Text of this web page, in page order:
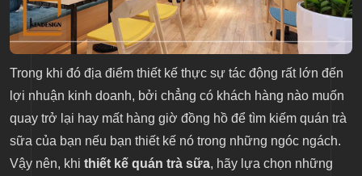
Trong khi đó địa điểm thiết kế thực sự tác động rất lớn đến
lợi nhuận kinh doanh, bởi chẳng có khách hàng nào muốn
quay trở lại hay mất hàng giờ đồng hồ để tìm kiếm quán trà
sữa của bạn nếu bạn thiết kế nó trong những ngóc ngách.
Vậy nên, khi thiết kế quán trà sữa, hãy lựa chọn những